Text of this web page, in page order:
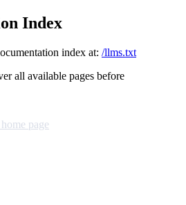
Index
index at: /llms.txt
all available pages before
home page